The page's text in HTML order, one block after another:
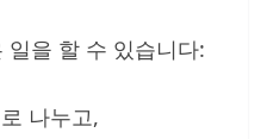
일을 할 수 있습니다:
나누고,